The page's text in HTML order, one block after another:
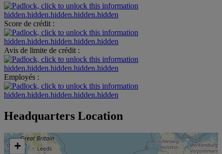
hidden.hidden.hidden.hidden.hidden
Score de crédit :
hidden.hidden.hidden.hidden.hidden
Avis de limite de crédit :
hidden.hidden.hidden.hidden.hidden
Employés :
hidden.hidden.hidden.hidden.hidden
Headquarters Location
+